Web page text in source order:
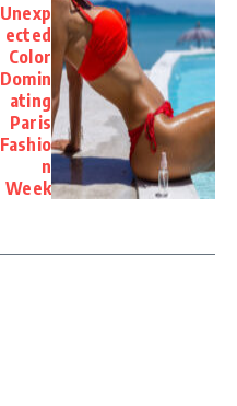
Unexp
ected
Color
Domin
ating
Paris
Fashio
n
Week